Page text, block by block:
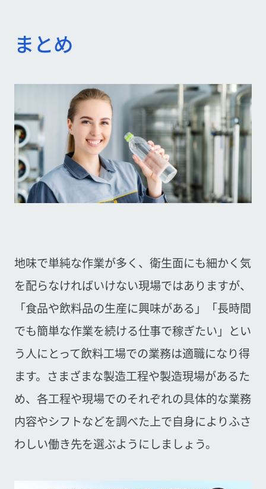
まとめ
地味で単純な作業が多く、衛生面にも細かく気
を配らなければいけない現場ではありますが、
「食品や飲料品の生産に興味がある」「長時間
でも簡単な作業を続ける仕事で稼ぎたい」とい
う人にとって飲料工場での業務は適職になり得
ます。さまざまな製造工程や製造現場があるた
め、各工程や現場でのそれぞれの具体的な業務
内容やシフトなどを調べた上で自身によりふさ
わしい働き先を選ぶようにしましょう。